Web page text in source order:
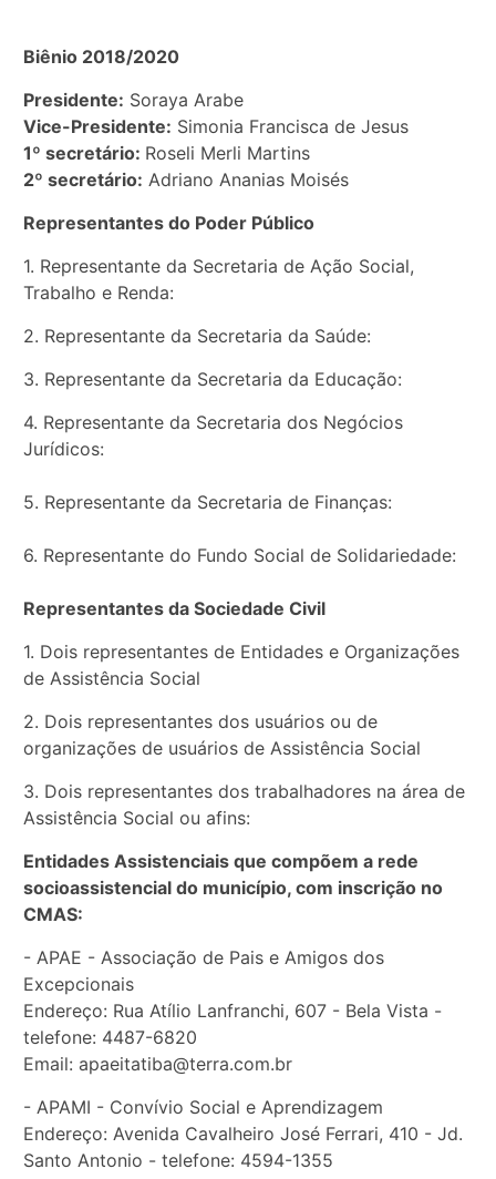
Biênio 2018/2020
Presidente: Soraya Arabe
Vice-Presidente: Simonia Francisca de Jesus
1º secretário: Roseli Merli Martins
2º secretário: Adriano Ananias Moisés
Representantes do Poder Público
1. Representante da Secretaria de Ação Social,
Trabalho e Renda:
2. Representante da Secretaria da Saúde:
3. Representante da Secretaria da Educação:
4. Representante da Secretaria dos Negócios
Jurídicos:
5. Representante da Secretaria de Finanças:
6. Representante do Fundo Social de Solidariedade:
Representantes da Sociedade Civil
1. Dois representantes de Entidades e Organizações
de Assistência Social
2. Dois representantes dos usuários ou de
organizações de usuários de Assistência Social
3. Dois representantes dos trabalhadores na área de
Assistência Social ou afins:
Entidades Assistenciais que compõem a rede
socioassistencial do município, com inscrição no
CMAS:
- APAE - Associação de Pais e Amigos dos
Excepcionais
Endereço: Rua Atílio Lanfranchi, 607 - Bela Vista -
telefone: 4487-6820
Email: apaeitatiba@terra.com.br
- APAMI - Convívio Social e Aprendizagem
Endereço: Avenida Cavalheiro José Ferrari, 410 - Jd.
Santo Antonio - telefone: 4594-1355